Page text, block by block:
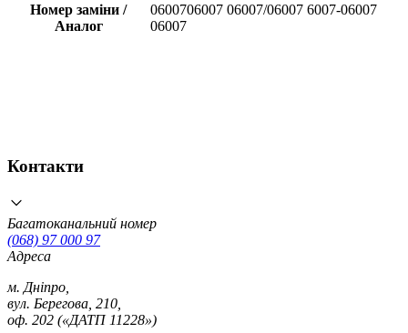
Номер заміни /
Аналог
0600706007 06007/06007 6007-06007
06007
Контакти
Багатоканальний номер
(068) 97 000 97
Адреса
м. Дніпро,
вул. Берегова, 210,
оф. 202 («ДАТП 11228»)